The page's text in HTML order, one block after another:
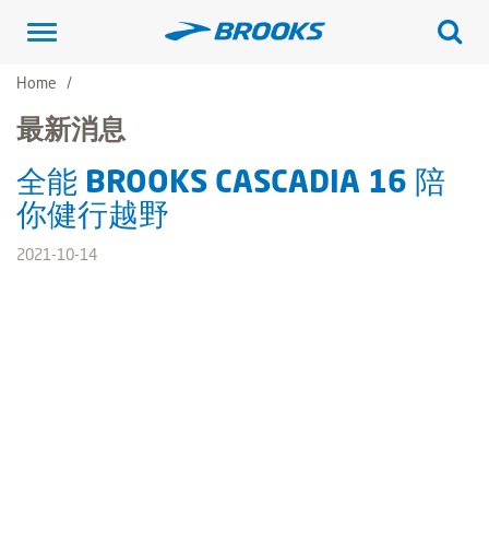
Toggle
Home
最新消息
全能 BROOKS CASCADIA 16 陪
你健行越野
2021-10-14